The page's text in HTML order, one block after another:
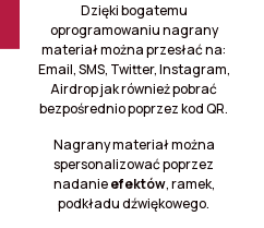
Dzięki bogatemu
oprogramowaniu nagrany
materiał można przesłać na:
Email, SMS, Twitter, Instagram,
Airdrop jak również pobrać
bezpośrednio poprzez kod QR.
Nagrany materiał można
spersonalizować poprzez
nadanieefektów, ramek,
podkładu dźwiękowego.